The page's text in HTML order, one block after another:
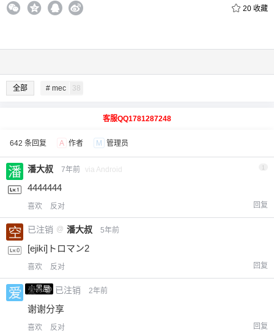
20 收藏
全部 # mec 38
客服QQ1781287248
642 条回复 A 作者 M 管理员
潘大叔 7年前 via Android 1
4444444
喜欢 反对 回复
已注销 @ 潘大叔 5年前
[ejiki]トロマン2
喜欢 反对 回复
小黑屋
爱X @ 已注销 2年前
谢谢分享
喜欢 反对 回复